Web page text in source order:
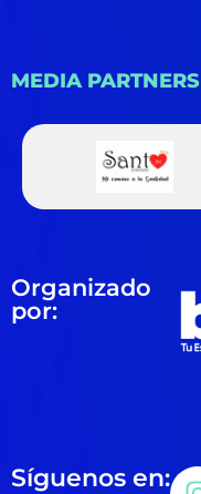
MEDIA PARTNERS
Organizado
por:
Síguenos en: